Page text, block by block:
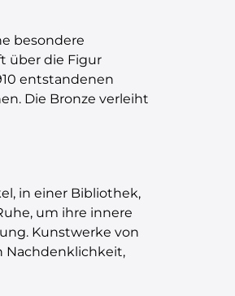
besondere
über die Figur
entstandenen
Die Bronze verleiht
in einer Bibliothek,
um ihre innere
Kunstwerke von
Nachdenklichkeit,